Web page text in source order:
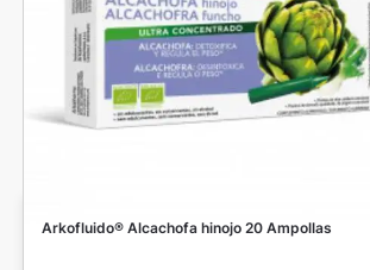
Arkofluido® Alcachofa hinojo 20 Ampollas